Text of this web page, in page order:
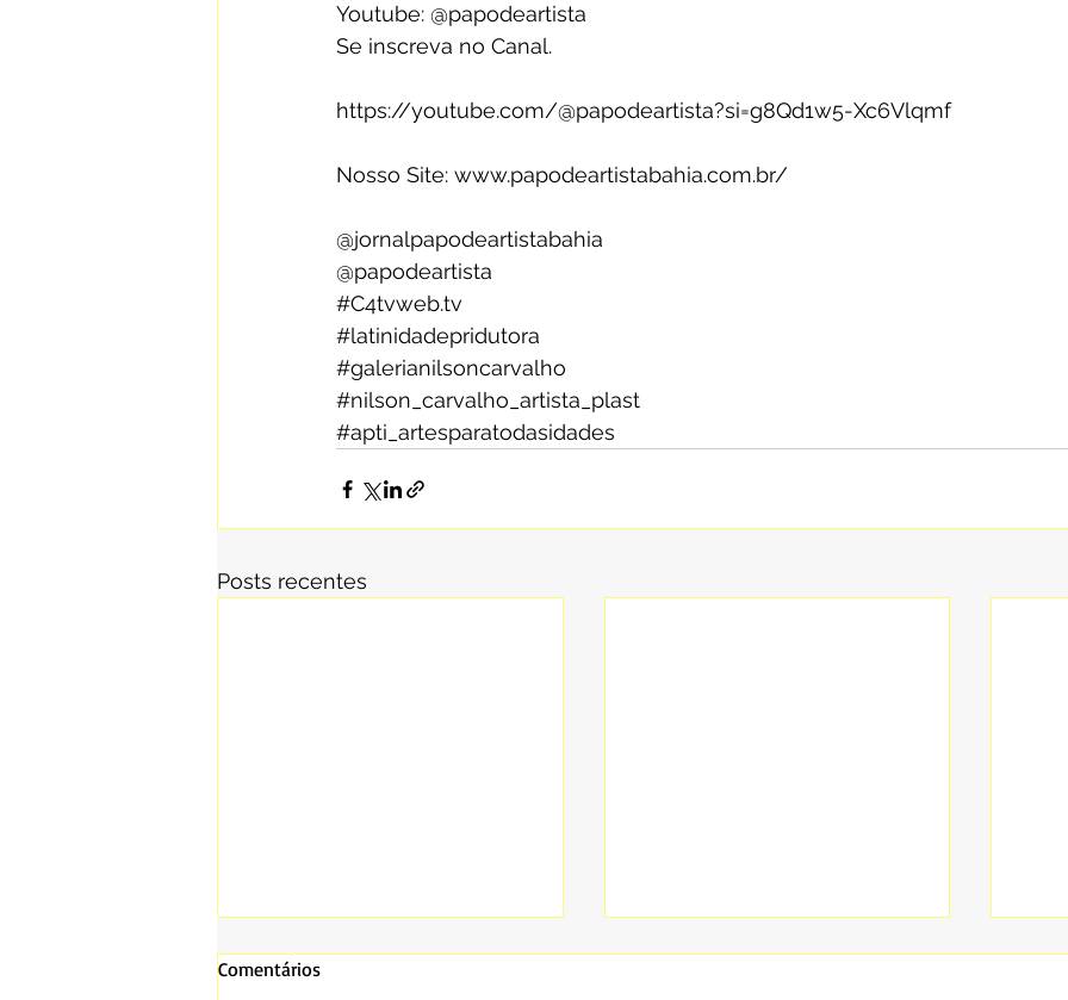
Youtube: @papodeartista
Se inscreva no Canal.
https://youtube.com/@papodeartista?si=g8Qd1w5-Xc6Vlqmf
Nosso Site: www.papodeartistabahia.com.br/
@jornalpapodeartistabahia
@papodeartista
#C4tvweb.tv
#latinidadepridutora
#galerianilsoncarvalho
#nilson_carvalho_artista_plast
#apti_artesparatodasidades
Posts recentes
Comentários